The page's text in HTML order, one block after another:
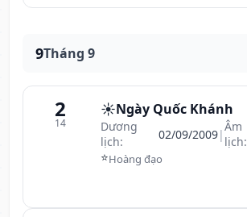
9Tháng 9
2
14
☀️Ngày Quốc Khánh
Dương
lịch:
02/09/2009|Âm
lịch:
⭐Hoàng đạo